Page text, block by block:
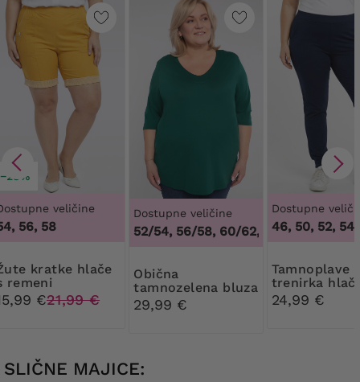
−28%
veličine
56, 58
remeni
€21,99 €
Dostupne veličine
48/50, 52/54, 56/58, 60/62,48/50, 52/54,
Obična
tamnozelena bluza
s V izrezom
29,99 €
Dostupne
46, 50, 52,
Tamnoplave
trenirka
vezicom
24,99 €
SLIČNE MAJICE: